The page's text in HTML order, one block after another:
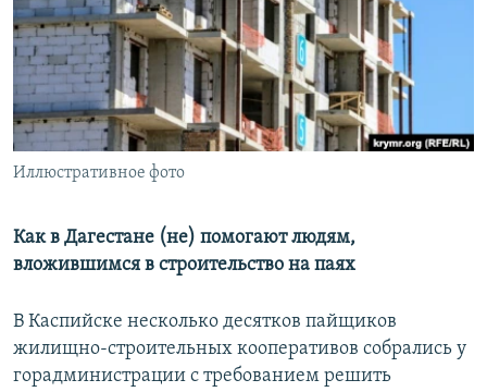
РАСПИСАНИЕ ВЕЩАНИЯ
ПОДПИШИТЕСЬ НА РАССЫЛКУ
СОЦИАЛЬНЫЕ СЕТИ
Все сайты РСЕ/РС
Иллюстративное фото
Как в Дагестане (не) помогают людям,
вложившимся в строительство на паях
В Каспийске несколько десятков пайщиков
жилищно-строительных кооперативов собрались у
горадминистрации с требованием решить